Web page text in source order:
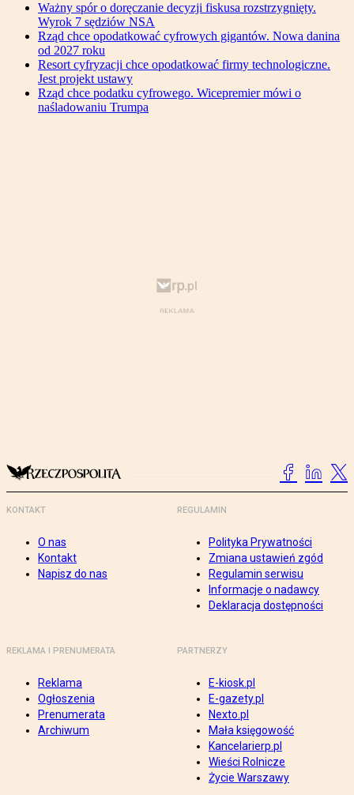
Ważny spór o doręczanie decyzji fiskusa rozstrzygnięty.
Wyrok 7 sędziów NSA
Rząd chce opodatkować cyfrowych gigantów. Nowa danina
od 2027 roku
Resort cyfryzacji chce opodatkować firmy technologiczne.
Jest projekt ustawy
Rząd chce podatku cyfrowego. Wicepremier mówi o
naśladowaniu Trumpa
KONTAKT
O nas
Kontakt
Napisz do nas
REGULAMIN
Polityka Prywatności
Zmiana ustawień zgód
Regulamin serwisu
Informacje o nadawcy
Deklaracja dostępności
REKLAMA I PRENUMERATA
Reklama
Ogłoszenia
Prenumerata
Archiwum
PARTNERZY
E-kiosk.pl
E-gazety.pl
Nexto.pl
Mała księgowość
Kancelarierp.pl
Wieści Rolnicze
Życie Warszawy